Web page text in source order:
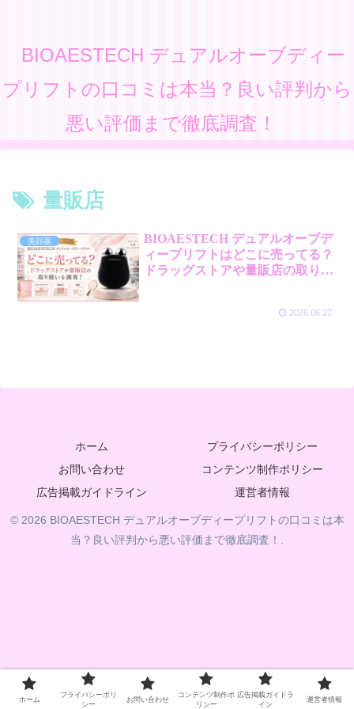
BIOAESTECH デュアルオーブディー
プリフトの口コミは本当？良い評判から
悪い評価まで徹底調査！
量販店
美顔器
BIOAESTECH デュアルオーブデ
ィープリフトはどこに売ってる？
ドラッグストアや量販店の取り扱
2026.06.22
ホーム
プライバシーポリシー
お問い合わせ
コンテンツ制作ポリシー
広告掲載ガイドライン
運営者情報
© 2026 BIOAESTECH デュアルオーブディープリフトの口コミは本
当？良い評判から悪い評価まで徹底調査！.
ホーム
プライバシーポリ
シー
お問い合わせ
コンテンツ制作ポ
リシー
広告掲載ガイドラ
イン
運営者情報